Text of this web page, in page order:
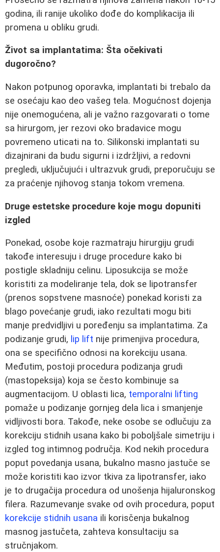
godina, ili ranije ukoliko dođe do komplikacija ili
promena u obliku grudi.
Život sa implantatima: Šta očekivati
dugoročno?
Nakon potpunog oporavka, implantati bi trebalo da
se osećaju kao deo vašeg tela. Mogućnost dojenja
nije onemogućena, ali je važno razgovarati o tome
sa hirurgom, jer rezovi oko bradavice mogu
povremeno uticati na to. Silikonski implantati su
dizajnirani da budu sigurni i izdržljivi, a redovni
pregledi, uključujući i ultrazvuk grudi, preporučuju se
za praćenje njihovog stanja tokom vremena.
Druge estetske procedure koje mogu dopuniti
izgled
Ponekad, osobe koje razmatraju hirurgiju grudi
takođe interesuju i druge procedure kako bi
postigle skladniju celinu. Liposukcija se može
koristiti za modeliranje tela, dok se lipotransfer
(prenos sopstvene masnoće) ponekad koristi za
blago povećanje grudi, iako rezultati mogu biti
manje predvidljivi u poređenju sa implantatima. Za
podizanje grudi, lip lift nije primenjiva procedura,
ona se specifično odnosi na korekciju usana.
Međutim, postoji procedura podizanja grudi
(mastopeksija) koja se često kombinuje sa
augmentacijom. U oblasti lica, temporalni lifting
pomaže u podizanje gornjeg dela lica i smanjenje
vidljivosti bora. Takođe, neke osobe se odlučuju za
korekciju stidnih usana kako bi poboljšale simetriju i
izgled tog intimnog područja. Kod nekih procedura
poput povedanja usana, bukalno masno jastuče se
može koristiti kao izvor tkiva za lipotransfer, iako
je to drugačija procedura od unošenja hijaluronskog
filera. Razumevanje svake od ovih procedura, poput
korekcije stidnih usana ili korisčenja bukalnog
masnog jastučeta, zahteva konsultaciju sa
stručnjakom.